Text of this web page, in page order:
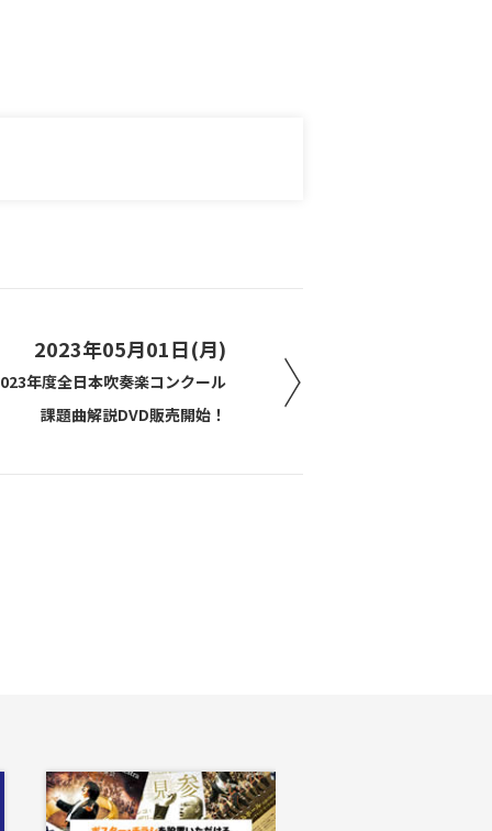
2023年05月01日(月)
年度全日本吹奏楽コンクール
課題曲解説DVD販売開始！